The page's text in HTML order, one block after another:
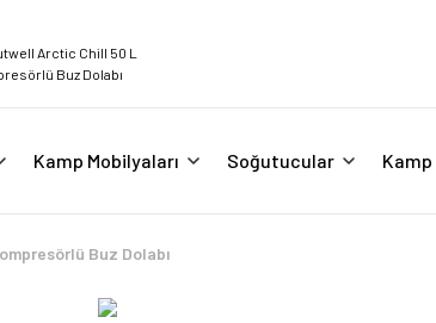
Kamp Mobilyaları Soğutucular Kamp
Buz Dolabı